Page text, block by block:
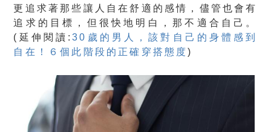
更追求著那些讓人自在舒適的感情，儘管也會有
追求的目標，但很快地明白，那不適合自己。
(延伸閱讀:30歲的男人，該對自己的身體感到
自在！６個此階段的正確穿搭態度)